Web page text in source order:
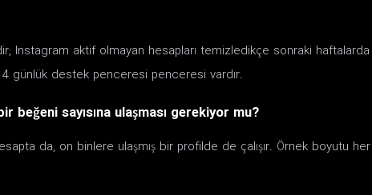
Instagram aktif olmayan hesapları temizledikçe sonraki
günlük destek penceresi penceresi vardır.
beğeni sayısına ulaşması gerekiyor mu?
da, on binlere ulaşmış bir profilde de çalışır. Örnek boyutu